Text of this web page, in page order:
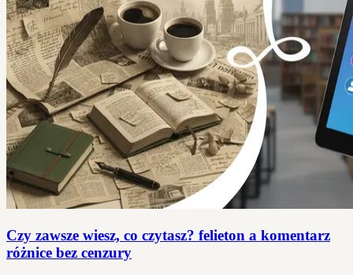
Czy zawsze wiesz, co czytasz? felieton a komentarz
różnice bez cenzury